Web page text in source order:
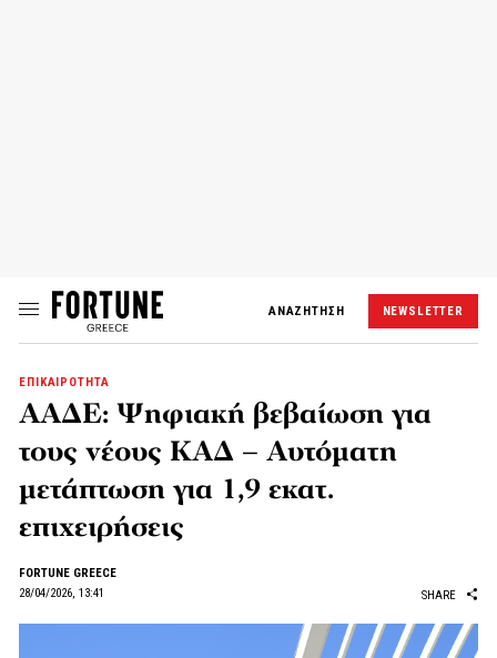
ΑΝΑΖΗΤΗΣΗ NEWSLETTER
ΕΠΙΚΑΙΡΟΤΗΤΑ
ΑΑΔΕ: Ψηφιακή βεβαίωση για
τους νέους ΚΑΔ – Αυτόματη
μετάπτωση για 1,9 εκατ.
επιχειρήσεις
FORTUNE GREECE
28/04/2026, 13:41
SHARE